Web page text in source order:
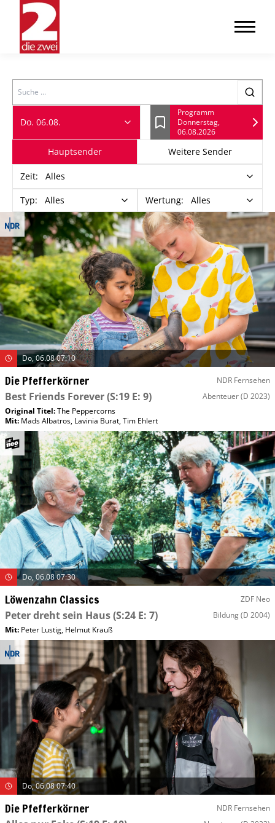
Search
Do. 06.08. Lesezeichen
Programm
Donnerstag,
06.08.2026
Hauptsender Weitere Sender
Zeit: Alles
Typ: Alles Wertung: Alles
Do, 06.08 07:10
Die Pfefferkörner NDR Fernsehen
Best Friends Forever(S:19 E: 9) Abenteuer(D 2023)
Original Titel:The Peppercorns
Mit: Mads Albatros, Lavinia Burat,Tim Ehlert
Do, 06.08 07:30
Löwenzahn Classics ZDF Neo
Peter dreht sein Haus(S:24 E: 7) Bildung(D 2004)
Mit: Peter Lustig, Helmut Krauß
Do, 06.08 07:40
Die Pfefferkörner NDR Fernsehen